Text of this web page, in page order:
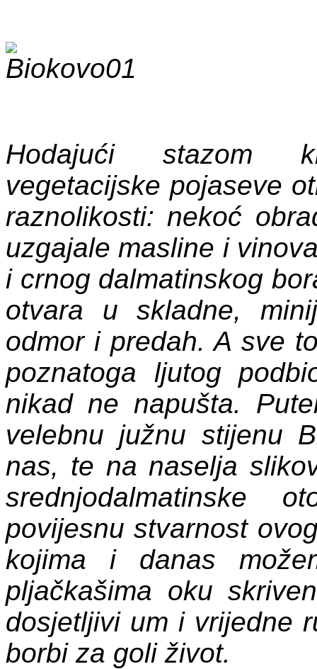
Hodajući stazom
vegetacijske pojaseve
raznolikosti: nekoć
uzgajale masline i
i crnog dalmatinskog
otvara u skladne,
odmor i predah. A sve
poznatoga ljutog
nikad ne napušta.
velebnu južnu stijenu
nas, te na naselja
srednjodalmatinske
povijesnu stvarnost
kojima i danas
pljačkašima oku
dosjetljivi um i vrijedne
borbi za goli život.